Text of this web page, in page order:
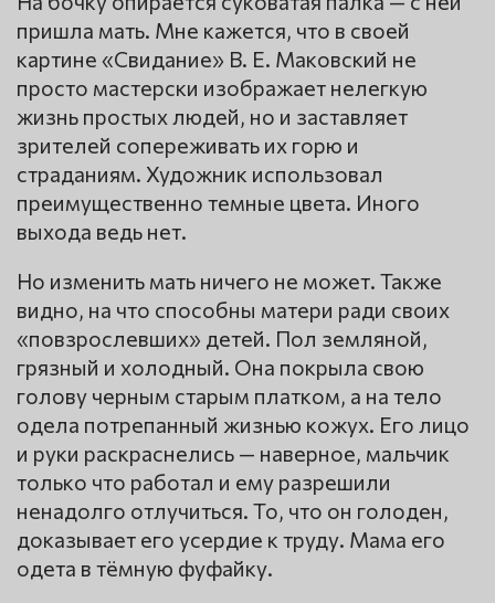
пришла мать. Мне кажется, что в своей
картине «Свидание» В. Е. Маковский не
просто мастерски изображает нелегкую
жизнь простых людей, но и заставляет
зрителей сопереживать их горю и
страданиям. Художник использовал
преимущественно темные цвета. Иного
выхода ведь нет.
Но изменить мать ничего не может. Также
видно, на что способны матери ради своих
«повзрослевших» детей. Пол земляной,
грязный и холодный. Она покрыла свою
голову черным старым платком, а на тело
одела потрепанный жизнью кожух. Его лицо
и руки раскраснелись — наверное, мальчик
только что работал и ему разрешили
ненадолго отлучиться. То, что он голоден,
доказывает его усердие к труду. Мама его
одета в тёмную фуфайку.